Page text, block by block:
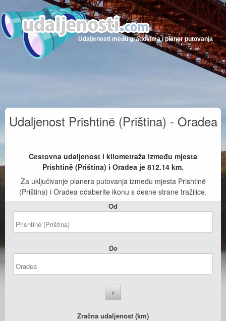
Udaljenosti među gradovima i planer putovanja
Udaljenost Prishtinë (Priština) - Oradea
Cestovna udaljenost i kilometraža između mjesta
Prishtinë (Priština) i Oradea je 812.14 km.
Za uključivanje planera putovanja između mjesta Prishtinë
(Priština) i Oradea odaberite ikonu s desne strane tražilice.
Od
Do
Zračna udaljenost (km)